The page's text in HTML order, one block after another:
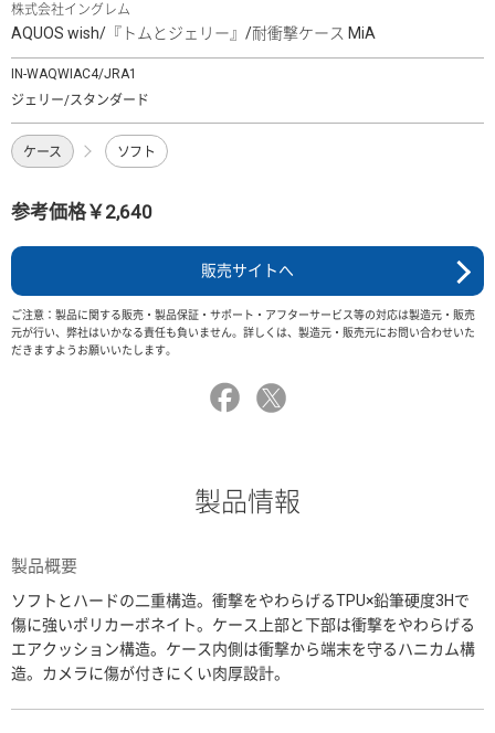
株式会社イングレム
AQUOS wish/『トムとジェリー』/耐衝撃ケース MiA
IN-WAQWIAC4/JRA1
ジェリー/スタンダード
ケース ソフト
参考価格￥2,640
販売サイトへ
ご注意：製品に関する販売・製品保証・サポート・アフターサービス等の対応は製造元・販売
元が行い、弊社はいかなる責任も負いません。詳しくは、製造元・販売元にお問い合わせいた
だきますようお願いいたします。
製品情報
製品概要
ソフトとハードの二重構造。衝撃をやわらげるTPU×鉛筆硬度3Hで
傷に強いポリカーボネイト。ケース上部と下部は衝撃をやわらげる
エアクッション構造。ケース内側は衝撃から端末を守るハニカム構
造。カメラに傷が付きにくい肉厚設計。